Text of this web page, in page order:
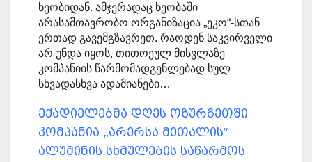
ხეობიდან. ამჯერადაც ხეობაში
არასამთავრობო ორგანიზაცია „ეკო“-სთან
ერთად გავემგზავრეთ. რაოდენ საკვირველი
არ უნდა იყოს, თითოეულ მისვლაზე
კომპანიის წარმომადგენლებად სულ
სხვადასხვა ადამიანები…
ექადიელებმა დღეს ოზურგეთში
კომპანია „არერსა მეთალის“
ალუმინის სხმულების საწარმოს